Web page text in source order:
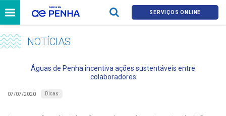
SERVIÇOS ONLINE
NOTÍCIAS
Águas de Penha incentiva ações sustentáveis entre
colaboradores
07/07/2020 Dicas